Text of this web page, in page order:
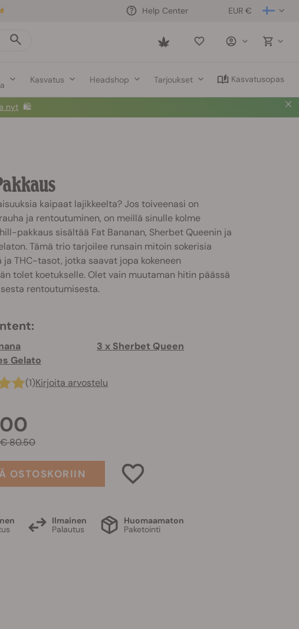
EUR €
Help Center
Saved
Kasvatus Headshop Tarjoukset Kasvatusopas
nyt 🛍️
kaipaat lajikkeelta? Jos toiveenasi on
ja rentoutuminen, on meillä sinulle kolme
pakkaus sisältää Fat Bananan, Sherbet Queenin ja
Tämä trio tarjoilee runsain mitoin sokerisia
ja THC-tasot, jotka saavat jopa kokeneen
tolet koetukselle. Olet vain muutaman hitin päässä
rentoutumisesta.
3 x Sherbet Queen
Gelato
(1)Kirjoita arvostelu
€ 80.50
OSTOSKORIIN
Ilmainen
Palautus
Huomaamaton
Paketointi